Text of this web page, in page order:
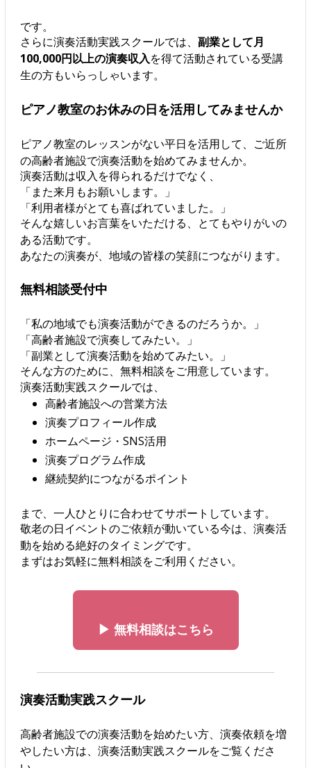
です。
さらに演奏活動実践スクールでは、 副業として月
100,000円以上の演奏収入を得て活動されている受講
生の方もいらっしゃいます。
ピアノ教室のお休みの日を活用してみませんか
ピアノ教室のレッスンがない平日を活用して、ご近所
の高齢者施設で演奏活動を始めてみませんか。
演奏活動は収入を得られるだけでなく、
「また来月もお願いします。」
「利用者様がとても喜ばれていました。」
そんな嬉しいお言葉をいただける、とてもやりがいの
ある活動です。
あなたの演奏が、地域の皆様の笑顔につながります。
無料相談受付中
「私の地域でも演奏活動ができるのだろうか。」
「高齢者施設で演奏してみたい。」
「副業として演奏活動を始めてみたい。」
そんな方のために、無料相談をご用意しています。
演奏活動実践スクールでは、
高齢者施設への営業方法
演奏プロフィール作成
ホームページ・SNS活用
演奏プログラム作成
継続契約につながるポイント
まで、一人ひとりに合わせてサポートしています。
敬老の日イベントのご依頼が動いている今は、演奏活
動を始める絶好のタイミングです。
まずはお気軽に無料相談をご利用ください。
▶ 無料相談はこちら
演奏活動実践スクール
高齢者施設での演奏活動を始めたい方、演奏依頼を増
やしたい方は、演奏活動実践スクールをご覧くださ